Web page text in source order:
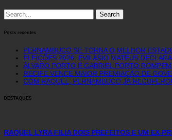
Search
for:
Posts recentes
PERNAMBUCO SE TORNA O MELHOR
ELEIÇÕES 2026: EVILÁSIO MATEUS
ÁLVARO PORTO E GABRIEL PORTO
RECIFE VENCE MAIOR PREMIAÇÃO DE
COM RAQUEL, PERNAMBUCO JÁ
DESTAQUES
RAQUEL LYRA FILIA DOIS PREFEITOS E UM EX-